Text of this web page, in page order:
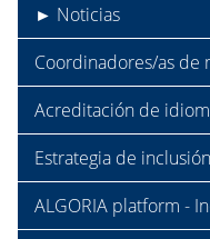
► Noticias
Coordinadores/as de
Acreditación de
Estrategia de
ALGORIA platform -